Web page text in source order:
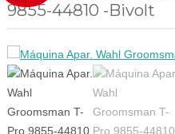
9855-44810 -Bivolt